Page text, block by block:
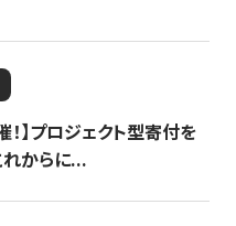
！】プロジェクト型寄付を
からに...